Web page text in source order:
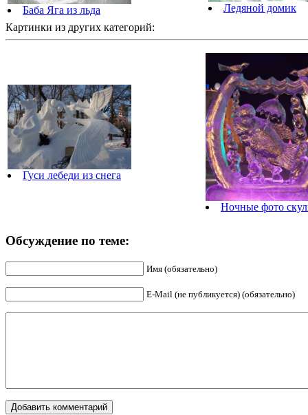
Баба Яга из льда
Ледяной домик
Картинки из других категорий:
Гуси лебеди из снега
Ночные фото
Обсуждение по теме:
Имя (обязательно)
E-Mail (не публикуется) (обязательно)